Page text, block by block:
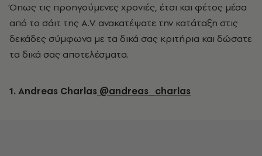
Όπως τις προηγούμενες χρονιές, έτσι και φέτος μέσα
από το σάιτ της A.V. ανακατέψατε την κατάταξη στις
δεκάδες σύμφωνα με τα δικά σας κριτήρια και δώσατε
τα δικά σας αποτελέσματα.
1. Andreas Charlas @andreas_charlas